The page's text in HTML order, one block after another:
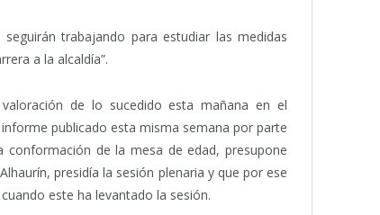
trabajando para estudiar las medidas
a la alcaldía”.
de lo sucedido esta mañana en el
publicado esta misma semana por parte
de la mesa de edad, presupone
presidía la sesión plenaria y que por ese
este ha levantado la sesión.